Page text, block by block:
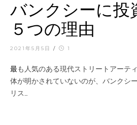
バンクシーに投
５つの理由
2021年5月5日 / 1
最も人気のある現代ストリートアーティストで、いまだにその正
体が明かされていないのが、バンクシ
リス…